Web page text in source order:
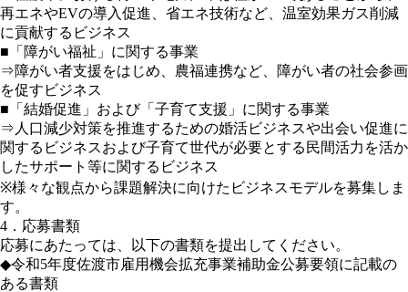
再エネやEVの導入促進、省エネ技術など、温室効果ガス削減
に貢献するビジネス
■「障がい福祉」に関する事業
⇒障がい者支援をはじめ、農福連携など、障がい者の社会参画
を促すビジネス
■「結婚促進」および「子育て支援」に関する事業
⇒人口減少対策を推進するための婚活ビジネスや出会い促進に
関するビジネスおよび子育て世代が必要とする民間活力を活か
したサポート等に関するビジネス
※様々な観点から課題解決に向けたビジネスモデルを募集しま
す。
4．応募書類
応募にあたっては、以下の書類を提出してください。
◆令和5年度佐渡市雇用機会拡充事業補助金公募要領に記載の
ある書類